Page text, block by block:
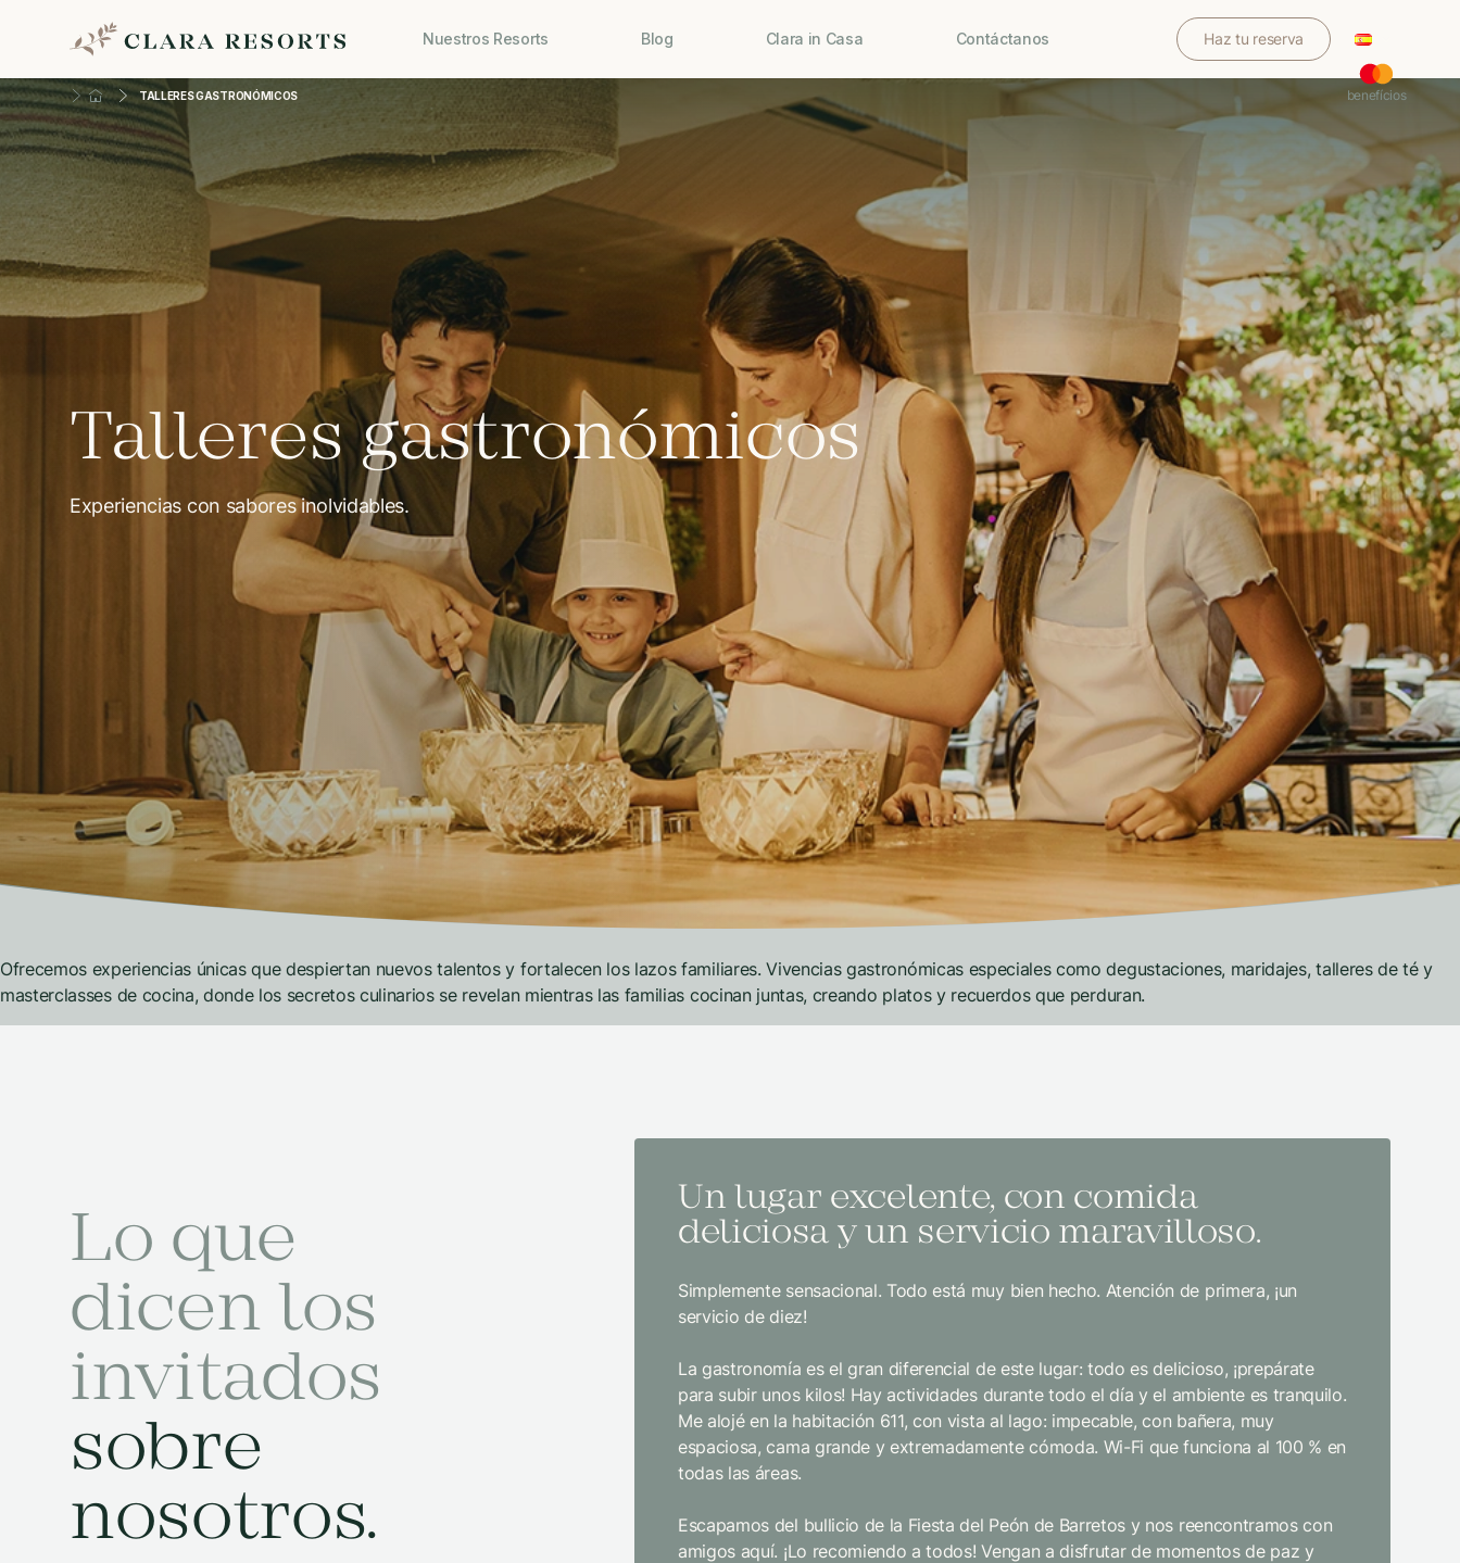
Nuestros Resorts Blog Clara in Casa Contáctanos Haz tu reserva
benefícios
TALLERES GASTRONÓMICOS
Talleres gastronómicos
Experiencias con sabores inolvidables.
Ofrecemos experiencias únicas que despiertan nuevos talentos y fortalecen los lazos familiares. Vivencias gastronómicas especiales como degustaciones, maridajes, talleres de té y
masterclasses de cocina, donde los secretos culinarios se revelan mientras las familias cocinan juntas, creando platos y recuerdos que perduran.
Lo que
dicen los
invitados
sobre
nosotros.
Un lugar excelente, con comida
deliciosa y un servicio maravilloso.
Simplemente sensacional. Todo está muy bien hecho. Atención de primera, ¡un
servicio de diez!
La gastronomía es el gran diferencial de este lugar: todo es delicioso, ¡prepárate
para subir unos kilos! Hay actividades durante todo el día y el ambiente es tranquilo.
Me alojé en la habitación 611, con vista al lago: impecable, con bañera, muy
espaciosa, cama grande y extremadamente cómoda. Wi-Fi que funciona al 100 % en
todas las áreas.
Escapamos del bullicio de la Fiesta del Peón de Barretos y nos reencontramos con
amigos aquí. ¡Lo recomiendo a todos! Vengan a disfrutar de momentos de paz y